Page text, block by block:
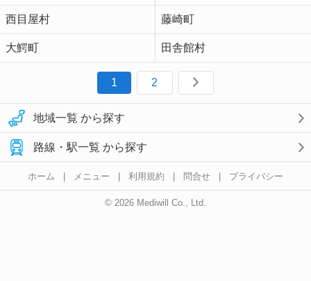
西目屋村 藤崎町
大鰐町 田舎館村
1 2
地域一覧 から探す
路線・駅一覧 から探す
ホーム | メニュー | 利用規約 | 問合せ | プライバシー
© 2026 Mediwill Co., Ltd.